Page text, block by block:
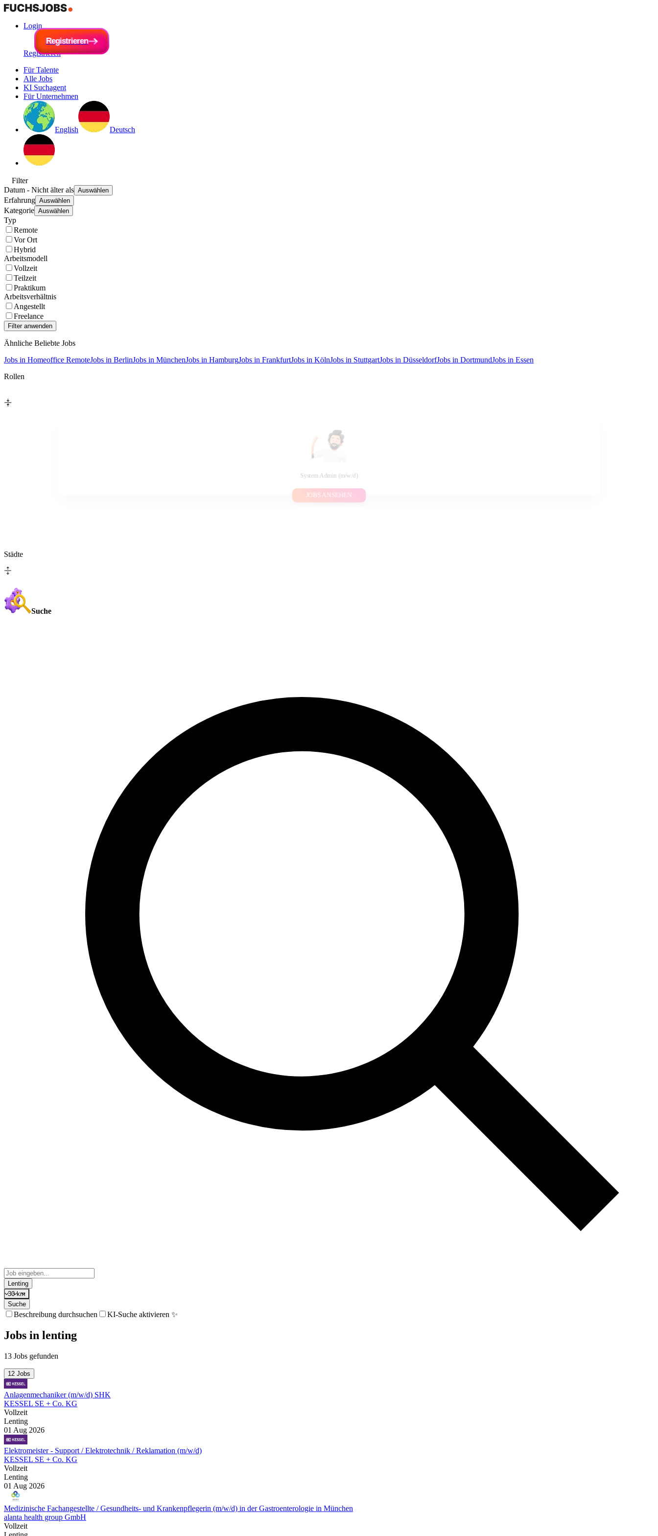
Login
Registrieren
Registrieren
Registrieren
Für Talente
Alle Jobs
KI Suchagent
Für Unternehmen
English Deutsch
Filter
Datum - Nicht älter als Auswählen
Erfahrung Auswählen
Kategorie Auswählen
Typ
Remote
Vor Ort
Hybrid
Arbeitsmodell
Vollzeit
Teilzeit
Praktikum
Arbeitsverhältnis
Angestellt
Freelance
Ähnliche Beliebte Jobs
Jobs in Homeoffice RemoteJobs in BerlinJobs in MünchenJobs in HamburgJobs in FrankfurtJobs in KölnJobs in StuttgartJobs in DüsseldorfJobs in DortmundJobs in Essen
Rollen
System Admin (m/w/d)
JOBS ANSEHEN
Städte
Suche
Lenting
30 km
Suche
Beschreibung durchsuchen KI-Suche aktivieren ✨
Jobs in lenting
13 Jobs gefunden
12 Jobs
Anlagenmechaniker (m/w/d) SHK
KESSEL SE + Co. KG
Vollzeit
Lenting
01 Aug 2026
Elektromeister - Support / Elektrotechnik / Reklamation (m/w/d)
KESSEL SE + Co. KG
Vollzeit
Lenting
01 Aug 2026
Medizinische Fachangestellte / Gesundheits- und Krankenpflegerin (m/w/d) in der Gastroenterologie in München
alanta health group GmbH
Vollzeit